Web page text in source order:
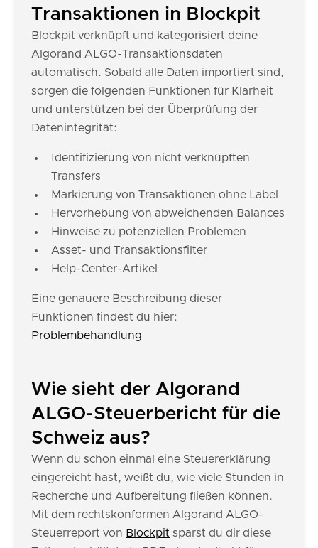
Transaktionen in Blockpit
Blockpit verknüpft und kategorisiert deine
Algorand ALGO-Transaktionsdaten
automatisch. Sobald alle Daten importiert sind,
sorgen die folgenden Funktionen für Klarheit
und unterstützen bei der Überprüfung der
Datenintegrität:
Identifizierung von nicht verknüpften
Transfers
Markierung von Transaktionen ohne Label
Hervorhebung von abweichenden Balances
Hinweise zu potenziellen Problemen
Asset- und Transaktionsfilter
Help-Center-Artikel
Eine genauere Beschreibung dieser
Funktionen findest du hier:
Problembehandlung
Wie sieht der Algorand
ALGO-Steuerbericht für die
Schweiz aus?
Wenn du schon einmal eine Steuererklärung
eingereicht hast, weißt du, wie viele Stunden in
Recherche und Aufbereitung fließen können.
Mit dem rechtskonformen Algorand ALGO-
Steuerreport von Blockpit sparst du dir diese